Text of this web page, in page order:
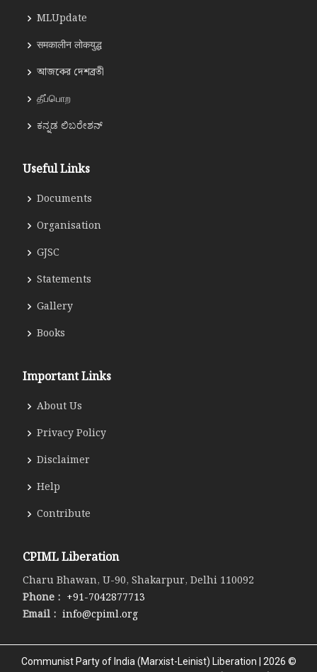
MLUpdate
समकालीन लोकयुद्ध
আজকের দেশব্রতী
தீப்பொற
ಕನ್ನಡ ಲಿಬರೇಶನ್
Useful Links
Documents
Organisation
GJSC
Statements
Gallery
Books
Important Links
About Us
Privacy Policy
Disclaimer
Help
Contribute
CPIML Liberation
Charu Bhawan, U-90, Shakarpur, Delhi 110092
Phone : +91-7042877713
Email : info@cpiml.org
Communist Party of India (Marxist-Leinist) Liberation | 2026 ©